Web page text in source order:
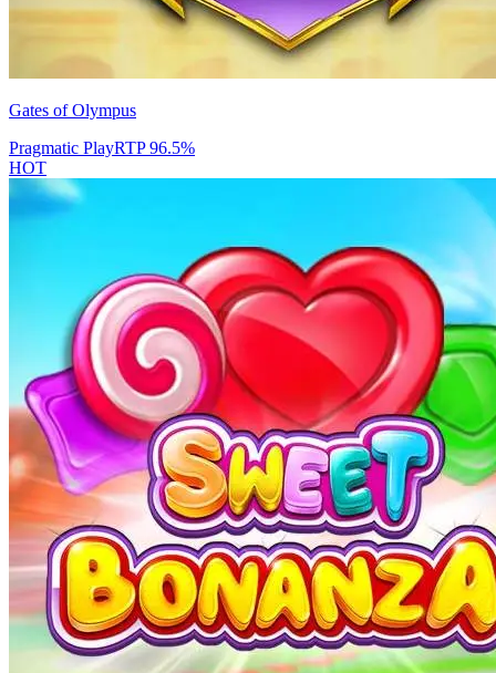
Gates of Olympus
Pragmatic PlayRTP96.5%
HOT